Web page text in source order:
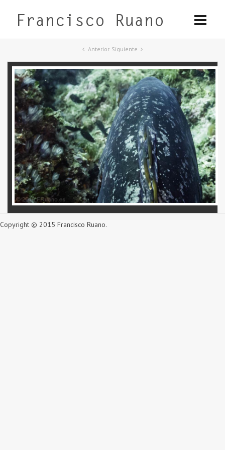
Anterior Siguiente
Copyright © 2015 Francisco Ruano.